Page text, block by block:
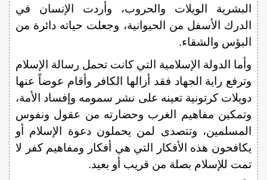
البشرية الويلات والحروب، وأردت الإنسان في
الدرك الأسفل من الحيوانية، وجعلت حياته دائرة من
البؤس والشقاء.
وأما الدولة الإسلامية التي كانت تحمل رسالة الإسلام
وترفع راية الجهاد فقد أزالها الكافر وأقام عوضاً عنها
دويلات كرتونية تعينه على نشر سمومه وإفساد الأمة،
وتمكين مفاهيم الغرب وحضارته من عقول ونفوس
المسلمين، وتتصدى لمن يحملون دعوة الإسلام أو
يكافحون هذه الأفكار التي هي أفكار ومفاهيم كفر لا
تمت للإسلام بصلة من قريب أو بعيد.